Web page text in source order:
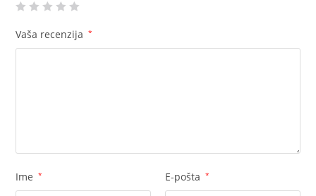
Vaša recenzija *
Ime * E-pošta *